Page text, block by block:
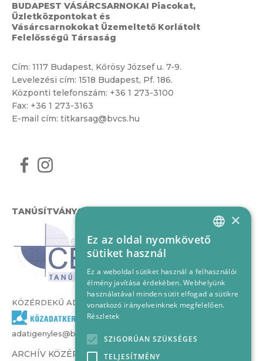
BUDAPEST VÁSÁRCSARNOKAI Piacokat,
Üzletközpontokat és
Vásárcsarnokokat Üzemeltető Korlátolt
Felelősségű Társaság
Cím: 1117 Budapest, Kőrösy József u. 7-9.
Levelezési cím: 1518 Budapest, Pf. 186.
Központi telefonszám: +36 1 273-3100
Fax: +36 1 273-3163
E-mail cím: titkarsag@bvcs.hu
TANÚSÍTVÁNYOK
KÖZÉRDEKŰ ADATOK
adatigenyles@bvcs.hu
ARCHÍV KÖZÉRDEKŰ ADATOK –
HUNGARIAN
×
Ez az oldal nyomkövető
sütiket használ
Ez a weboldal sütiket használ a felhasználói
élmény javítása érdekében. Webhelyünk
használatával minden sütit elfogad a sütikre
vonatkozó irányelveinknek megfelelően.
Részletek
SZIGORÚAN SZÜKSÉGES
TELJESÍTMÉNY